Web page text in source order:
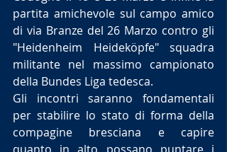
partita amichevole sul campo amico
di via Branze del 26 Marzo contro gli
"Heidenheim Heideköpfe" squadra
militante nel massimo campionato
della Bundes Liga tedesca.
Gli incontri saranno fondamentali
per stabilire lo stato di forma della
compagine bresciana e capire